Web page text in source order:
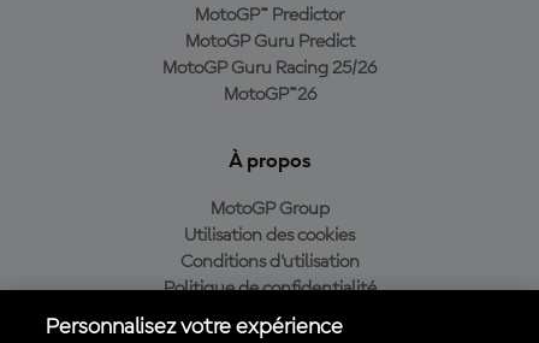
MotoGP™ Predictor
MotoGP Guru Predict
MotoGP Guru Racing 25/26
MotoGP™26
À propos
MotoGP Group
Utilisation des cookies
Conditions d'utilisation
Politique de confidentialité
Politique d’achat
Personnalisez votre expérience